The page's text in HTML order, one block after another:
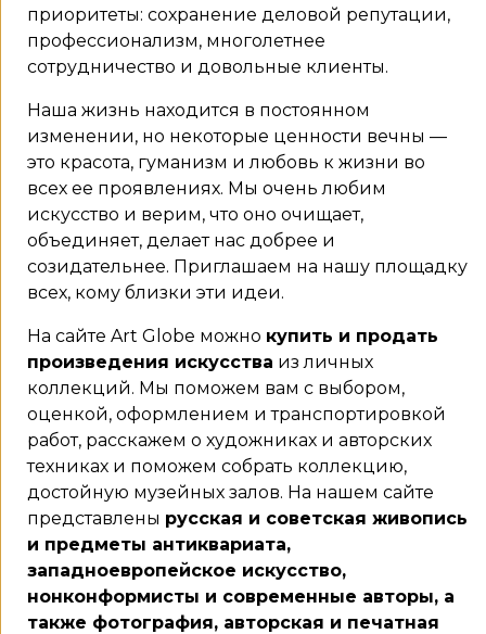
приоритеты: сохранение деловой репутации,
профессионализм, многолетнее
сотрудничество и довольные клиенты.
Наша жизнь находится в постоянном
изменении, но некоторые ценности вечны —
это красота, гуманизм и любовь к жизни во
всех ее проявлениях. Мы очень любим
искусство и верим, что оно очищает,
объединяет, делает нас добрее и
созидательнее. Приглашаем на нашу площадку
всех, кому близки эти идеи.
На сайте Art Globe можно купить и продать
произведения искусства из личных
коллекций. Мы поможем вам с выбором,
оценкой, оформлением и транспортировкой
работ, расскажем о художниках и авторских
техниках и поможем собрать коллекцию,
достойную музейных залов. На нашем сайте
представлены русская и советская живопись
и предметы антиквариата,
западноевропейское искусство,
нонконформисты и современные авторы, а
также фотография, авторская и печатная